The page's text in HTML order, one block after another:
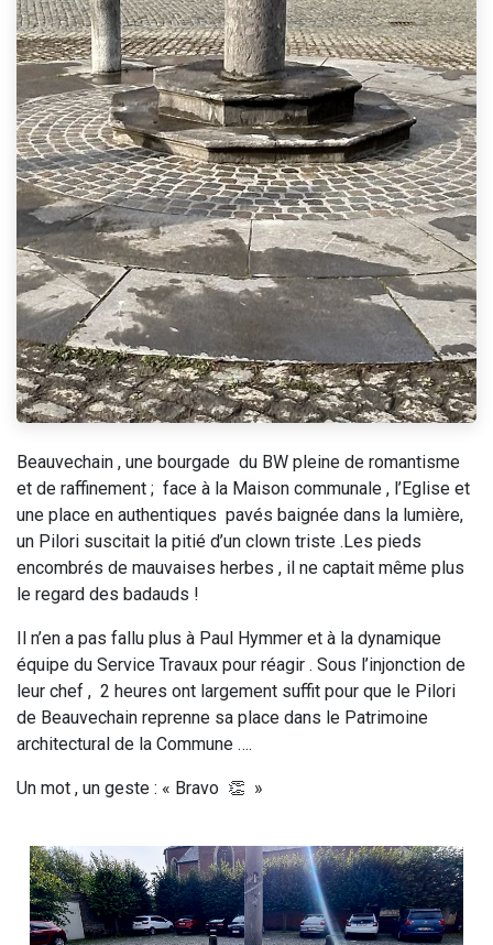
Beauvechain , une bourgade du BW pleine de romantisme
et de raffinement ; face à la Maison communale , l’Eglise et
une place en authentiques pavés baignée dans la lumière,
un Pilori suscitait la pitié d’un clown triste .Les pieds
encombrés de mauvaises herbes , il ne captait même plus
le regard des badauds !
Il n’en a pas fallu plus à Paul Hymmer et à la dynamique
équipe du Service Travaux pour réagir . Sous l’injonction de
leur chef , 2 heures ont largement suffit pour que le Pilori
de Beauvechain reprenne sa place dans le Patrimoine
architectural de la Commune ….
Un mot , un geste : « Bravo 👏 »